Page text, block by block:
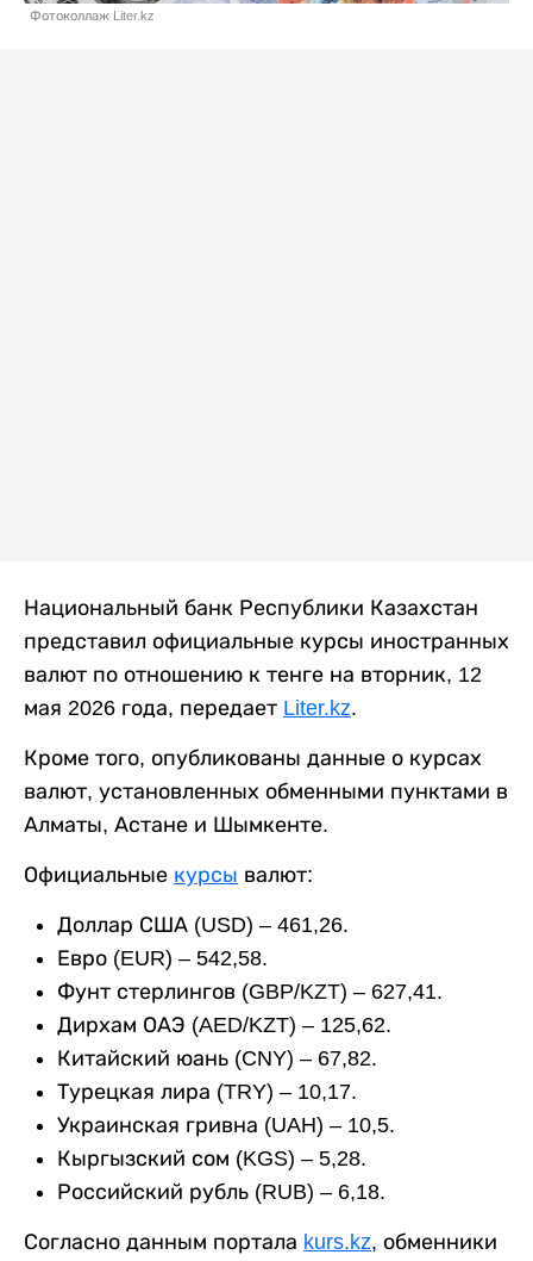
Фотоколлаж Liter.kz
Национальный банк Республики Казахстан
представил официальные курсы иностранных
валют по отношению к тенге на вторник, 12
мая 2026 года, передает Liter.kz.
Кроме того, опубликованы данные о курсах
валют, установленных обменными пунктами в
Алматы, Астане и Шымкенте.
Официальные курсы валют:
Доллар США (USD) – 461,26.
Евро (EUR) – 542,58.
Фунт стерлингов (GBP/KZT) – 627,41.
Дирхам ОАЭ (AED/KZT) – 125,62.
Китайский юань (CNY) – 67,82.
Турецкая лира (TRY) – 10,17.
Украинская гривна (UAH) – 10,5.
Кыргызский сом (KGS) – 5,28.
Российский рубль (RUB) – 6,18.
Согласно данным портала kurs.kz, обменники